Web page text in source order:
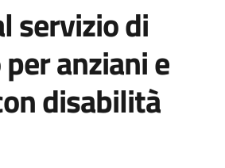
servizio di
anziani e
disabilità